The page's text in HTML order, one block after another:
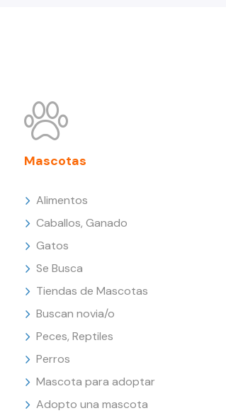
Mascotas
Alimentos
Caballos, Ganado
Gatos
Se Busca
Tiendas de Mascotas
Buscan novia/o
Peces, Reptiles
Perros
Mascota para adoptar
Adopto una mascota